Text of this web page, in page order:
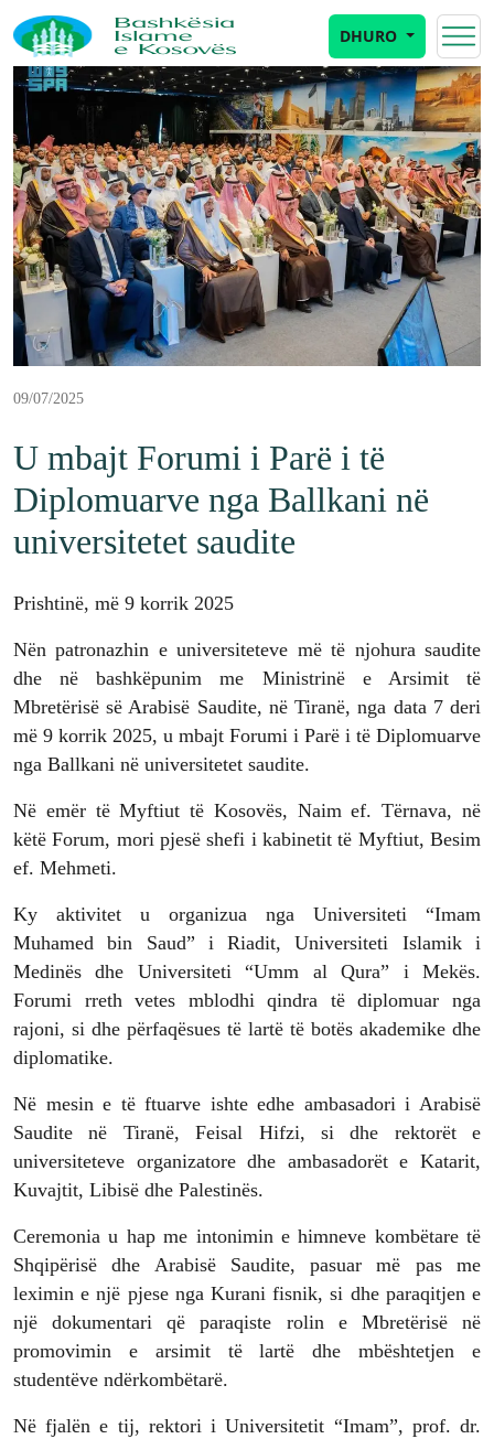
DHURO
09/07/2025
U mbajt Forumi i Parë i të
Diplomuarve nga Ballkani në
universitetet saudite
Prishtinë, më 9 korrik 2025
Nën patronazhin e universiteteve më të njohura saudite
dhe në bashkëpunim me Ministrinë e Arsimit të
Mbretërisë së Arabisë Saudite, në Tiranë, nga data 7 deri
më 9 korrik 2025, u mbajt Forumi i Parë i të Diplomuarve
nga Ballkani në universitetet saudite.
Në emër të Myftiut të Kosovës, Naim ef. Tërnava, në
këtë Forum, mori pjesë shefi i kabinetit të Myftiut, Besim
ef. Mehmeti.
Ky aktivitet u organizua nga Universiteti “Imam
Muhamed bin Saud” i Riadit, Universiteti Islamik i
Medinës dhe Universiteti “Umm al Qura” i Mekës.
Forumi rreth vetes mblodhi qindra të diplomuar nga
rajoni, si dhe përfaqësues të lartë të botës akademike dhe
diplomatike.
Në mesin e të ftuarve ishte edhe ambasadori i Arabisë
Saudite në Tiranë, Feisal Hifzi, si dhe rektorët e
universiteteve organizatore dhe ambasadorët e Katarit,
Kuvajtit, Libisë dhe Palestinës.
Ceremonia u hap me intonimin e himneve kombëtare të
Shqipërisë dhe Arabisë Saudite, pasuar më pas me
leximin e një pjese nga Kurani fisnik, si dhe paraqitjen e
një dokumentari që paraqiste rolin e Mbretërisë në
promovimin e arsimit të lartë dhe mbështetjen e
studentëve ndërkombëtarë.
Në fjalën e tij, rektori i Universitetit “Imam”, prof. dr.